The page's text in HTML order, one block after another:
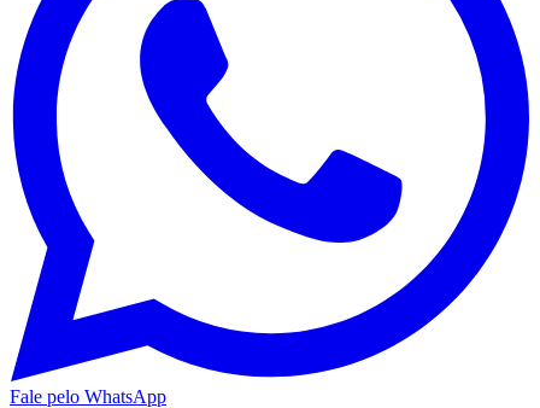
Fale pelo WhatsApp